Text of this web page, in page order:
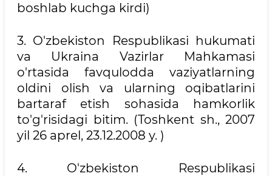
boshlab kuchga kirdi)
3. O'zbekiston Respublikasi hukumati
va Ukraina Vazirlar Mahkamasi
o'rtasida favqulodda vaziyatlarning
oldini olish va ularning oqibatlarini
bartaraf etish sohasida hamkorlik
to'g'risidagi bitim. (Toshkent sh., 2007
yil 26 aprel, 23.12.2008 y. )
4. O'zbekiston Respublikasi